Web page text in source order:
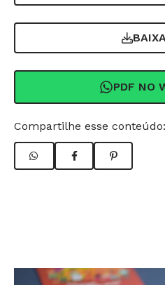
PDF NO
Compartilhe esse conteúdo: